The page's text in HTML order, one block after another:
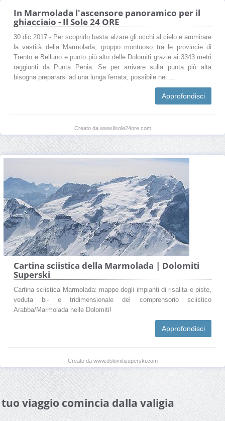
In Marmolada l'ascensore panoramico per il
ghiacciaio - Il Sole 24 ORE
30 dic 2017 - Per scoprirlo basta alzare gli occhi al cielo e ammirare
la vastità della Marmolada, gruppo montuoso tra le provincie di
Trento e Belluno e punto più alto delle Dolomiti grazie ai 3343 metri
raggiunti da Punta Penia. Se per arrivare sulla punta più alta
bisogna prepararsi ad una lunga ferrata, possibile nei ...
Approfondisci
Creato da www.ilsole24ore.com
Cartina sciistica della Marmolada | Dolomiti
Superski
Cartina sciistica Marmolada: mappe degli impianti di risalita e piste,
veduta bi- e tridimensionale del comprensorio sciistico
Arabba/Marmolada nelle Dolomiti!
Approfondisci
Creato da www.dolomitisuperski.com
viaggio comincia dalla valigia